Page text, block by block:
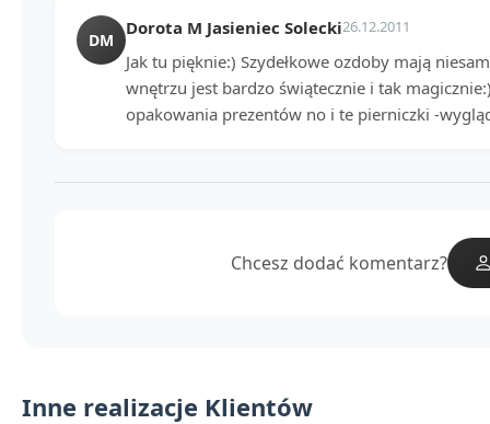
DM
Dorota M Jasieniec Solecki26.12.2011
Jak tu pięknie:) Szydełkowe ozdoby mają
wnętrzu jest bardzo świątecznie i tak
opakowania prezentów no i te pierniczki -
Chcesz dodać komentarz?
Inne realizacje Klientów